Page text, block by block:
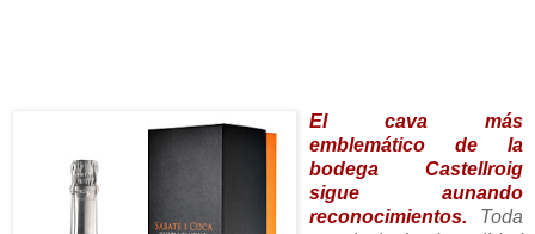
El cava más
emblemático de la
bodega Castellroig
sigue aunando
reconocimientos. Toda